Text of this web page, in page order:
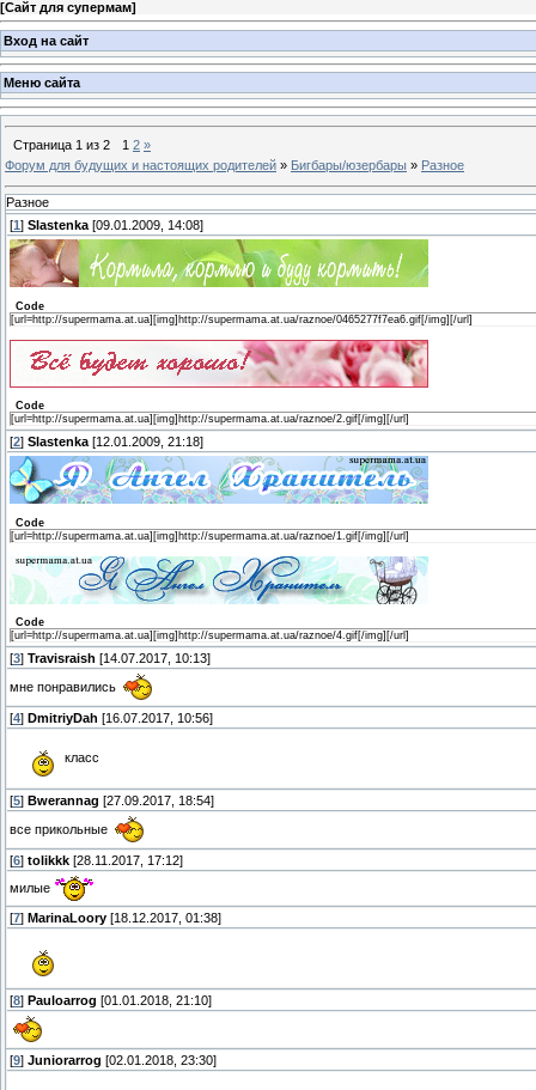
[Сайт для супермам]
Вход на сайт
Меню сайта
Страница 1 из 2 1 2 »
Форум для будущих и настоящих родителей » Бигбары/юзербары » Разное
Разное
[1 ] Slastenka [09.01.2009, 14:08]
Code
[url=http://supermama.at.ua][img]http://supermama.at.ua/raznoe/0465277f7ea6.gif[/img][/url]
Code
[url=http://supermama.at.ua][img]http://supermama.at.ua/raznoe/2.gif[/img][/url]
[2] Slastenka [12.01.2009, 21:18]
Code
[url=http://supermama.at.ua][img]http://supermama.at.ua/raznoe/1.gif[/img][/url]
Code
[url=http://supermama.at.ua][img]http://supermama.at.ua/raznoe/4.gif[/img][/url]
[3] Travisraish [14.07.2017, 10:13]
мне понравились
[4] DmitriyDah [16.07.2017, 10:56]
класс
[5] Bwerannag [27.09.2017, 18:54]
все прикольные
[6] tolikkk [28.11.2017, 17:12]
милые
[7] MarinaLoory [18.12.2017, 01:38]
[8] Pauloarrog [01.01.2018, 21:10]
[9] Juniorarrog [02.01.2018, 23:30]